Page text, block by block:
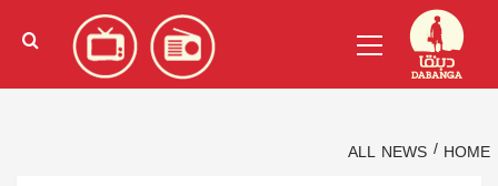
content
الإنجليزية)
Menu
HOME
ALL NEWS